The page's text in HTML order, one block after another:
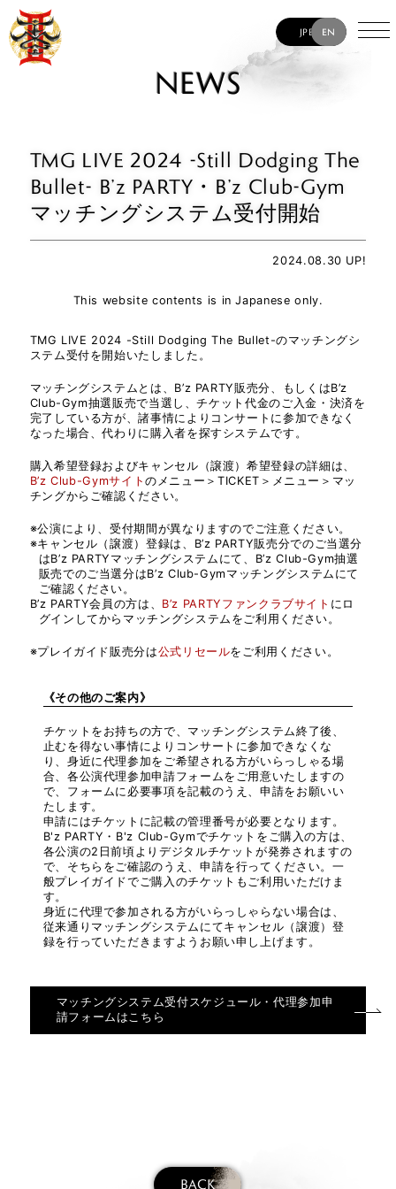
TAK MATSUMOTO
JACK BLADES
ERIC MARTIN
MATT SORUM
YUKIHIDE “YT” TAKIYAM
A
JPEN
NEWS
TMG LIVE 2024 -Still Dodging The
Bullet- B’z PARTY・B’z Club-Gym
マッチングシステム受付開始
2024.08.30 UP!
This website contents is in Japanese only.
TMG LIVE 2024 -Still Dodging The Bullet-のマッチングシ
ステム受付を開始いたしました。
マッチングシステムとは、B’z PARTY販売分、もしくはB’z
Club-Gym抽選販売で当選し、チケット代金のご入金・決済を
完了している方が、諸事情によりコンサートに参加できなく
なった場合、代わりに購入者を探すシステムです。
購入希望登録およびキャンセル（譲渡）希望登録の詳細は、
B’z Club-Gymサイトのメニュー＞TICKET＞メニュー＞マッ
チングからご確認ください。
※公演により、受付期間が異なりますのでご注意ください。
※キャンセル（譲渡）登録は、B’z PARTY販売分でのご当選分
はB’z PARTYマッチングシステムにて、B’z Club-Gym抽選
販売でのご当選分はB’z Club-Gymマッチングシステムにて
ご確認ください。
B’z PARTY会員の方は、 B’z PARTYファンクラブサイト にロ
グインしてからマッチングシステムをご利用ください。
※プレイガイド販売分は公式リセールをご利用ください。
《その他のご案内》
チケットをお持ちの方で、マッチングシステム終了後、
止むを得ない事情によりコンサートに参加できなくな
り、身近に代理参加をご希望される方がいらっしゃる場
合、各公演代理参加申請フォームをご用意いたしますの
で、フォームに必要事項を記載のうえ、申請をお願いい
たします。
申請にはチケットに記載の管理番号が必要となります。
B'z PARTY・B'z Club-Gymでチケットをご購入の方は、
各公演の2日前頃よりデジタルチケットが発券されますの
で、そちらをご確認のうえ、申請を行ってください。一
般プレイガイドでご購入のチケットもご利用いただけま
す。
身近に代理で参加される方がいらっしゃらない場合は、
従来通りマッチングシステムにてキャンセル（譲渡）登
録を行っていただきますようお願い申し上げます。
マッチングシステム受付スケジュール・代理参加申
請フォームはこちら
BACK